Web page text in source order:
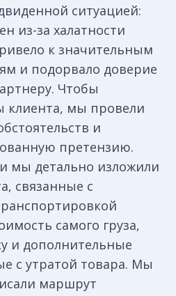
ситуацией:
из-за халатности
к значительным
и подорвало доверие
Чтобы
клиента, мы провели
и
претензию.
мы детально изложили
связанные с
самого груза,
и дополнительные
с утратой товара. Мы
маршрут